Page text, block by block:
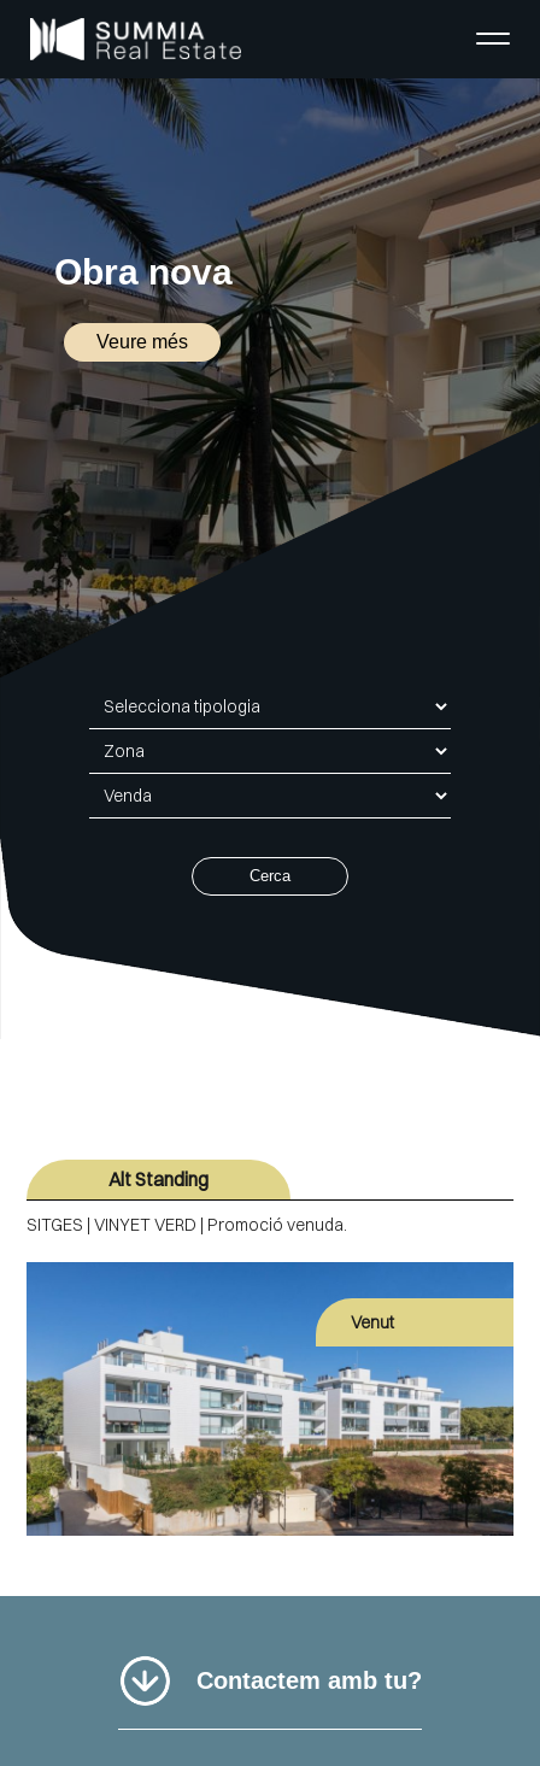
Obra nova
Veure més
Tipologia
Zona
Comercialització
Alt Standing
SITGES | VINYET VERD | Promoció venuda.
Venut
Contactem amb tu?